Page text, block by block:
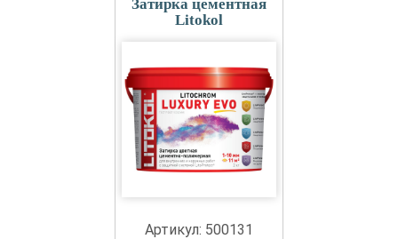
Затирка цементная
Litokol
Артикул: 500131